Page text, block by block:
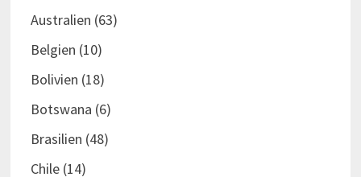
Australien (63)
Belgien (10)
Bolivien (18)
Botswana (6)
Brasilien (48)
Chile(14)